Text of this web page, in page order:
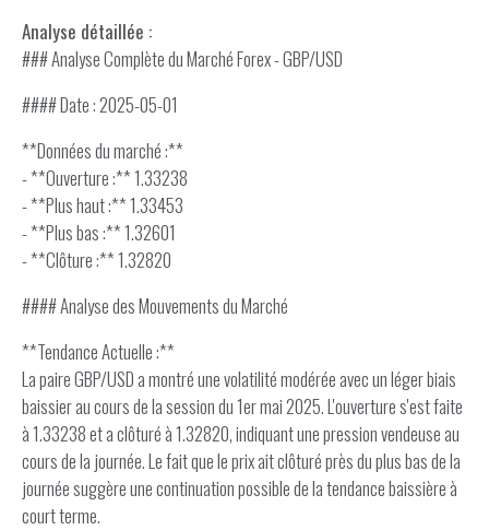
Analyse détaillée :
### Analyse Complète du Marché Forex - GBP/USD
#### Date : 2025-05-01
**Données du marché :**
- **Ouverture :** 1.33238
- **Plus haut :** 1.33453
- **Plus bas :** 1.32601
- **Clôture :** 1.32820
#### Analyse des Mouvements du Marché
**Tendance Actuelle :**
La paire GBP/USD a montré une volatilité modérée avec un léger biais
baissier au cours de la session du 1er mai 2025. L'ouverture s'est faite
à 1.33238 et a clôturé à 1.32820, indiquant une pression vendeuse au
cours de la journée. Le fait que le prix ait clôturé près du plus bas de la
journée suggère une continuation possible de la tendance baissière à
court terme.